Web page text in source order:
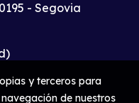
- Segovia
y terceros para
de nuestros